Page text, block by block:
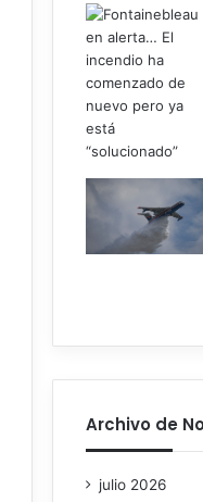
Archivo de
julio 2026